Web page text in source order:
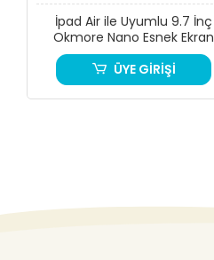
İpad Air ile Uyumlu 9.7 İnç
Okmore Nano Esnek Ekran
Koruyucu
ÜYE GİRİŞİ